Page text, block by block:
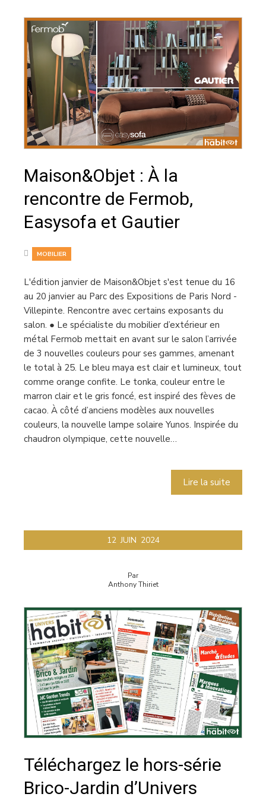
Maison&Objet : À la
rencontre de Fermob,
Easysofa et Gautier
MOBILIER
L'édition janvier de Maison&Objet s'est tenue du 16
au 20 janvier au Parc des Expositions de Paris Nord -
Villepinte. Rencontre avec certains exposants du
salon. ● Le spécialiste du mobilier d’extérieur en
métal Fermob mettait en avant sur le salon l’arrivée
de 3 nouvelles couleurs pour ses gammes, amenant
le total à 25. Le bleu maya est clair et lumineux, tout
comme orange confite. Le tonka, couleur entre le
marron clair et le gris foncé, est inspiré des fèves de
cacao. À côté d’anciens modèles aux nouvelles
couleurs, la nouvelle lampe solaire Yunos. Inspirée du
chaudron olympique, cette nouvelle…
Lire la suite
12 JUIN 2024
Par
Anthony Thiriet
Téléchargez le hors-série
Brico-Jardin d’Univers